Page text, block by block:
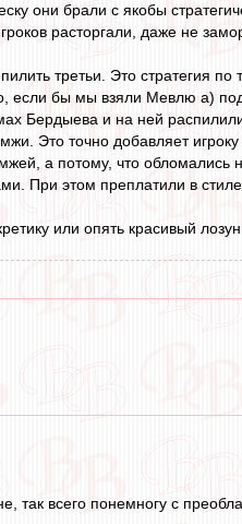
они брали с якобы
расторгали, даже не
третьи. Это стратегия по
если бы мы взяли Мевлю а)
Бердыева и на ней
Это точно добавляет игроку
а потому, что обломались
При этом преплатили в
или опять красивый
так всего понемногу с